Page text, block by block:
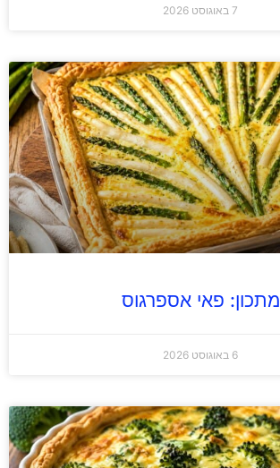
7 באוגוסט 2026
מתכון: פאי אספרגוס
6 באוגוסט 2026